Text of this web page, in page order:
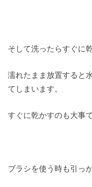
そして洗ったらすぐに
濡れたまま放置すると
てしまいます。
すぐに乾かすのも大事
ブラシを使う時も引っ